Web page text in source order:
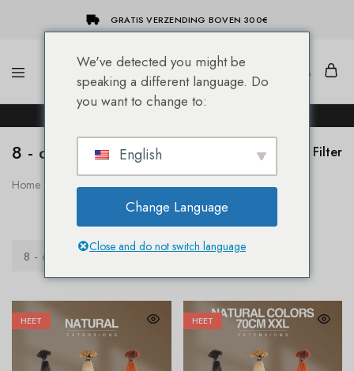
GRATIS VERZENDING BOVEN 300€
She-
Socap
Extensions
8 - donkerblond
Home Product Natuurlijke kleur 8 - donkerblond
Filter
8 - donkerblond
HEET HEET
We've detected you might be
speaking a different language. Do
you want to change to:
English
Change Language
Close and do not switch language